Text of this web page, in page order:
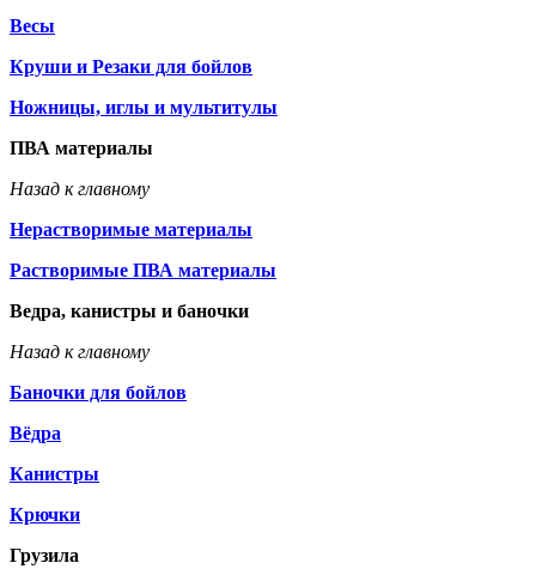
Весы
Круши и Резаки для бойлов
Ножницы, иглы и мультитулы
ПВА материалы
Назад к главному
Нерастворимые материалы
Растворимые ПВА материалы
Ведра, канистры и баночки
Назад к главному
Баночки для бойлов
Вёдра
Канистры
Крючки
Грузила